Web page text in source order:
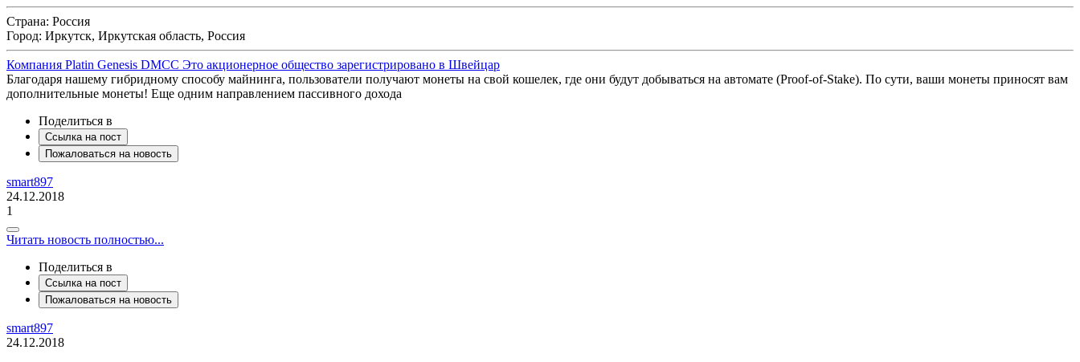
Страна: Россия
Город: Иркутск, Иркутская область, Россия
Компания Platin Genesis DMCC Это акционерное общество зарегистрировано в Швейцар
Благодаря нашему гибридному способу майнинга, пользователи получают монеты на свой кошелек, где они будут добываться на автомате (Proof-of-Stake). По сути, ваши монеты приносят вам
дополнительные монеты! Еще одним направлением пассивного дохода
Поделиться в
Ссылка на пост
Пожаловаться на новость
smart897
24.12.2018
1
Читать новость полностью...
Поделиться в
Ссылка на пост
Пожаловаться на новость
smart897
24.12.2018